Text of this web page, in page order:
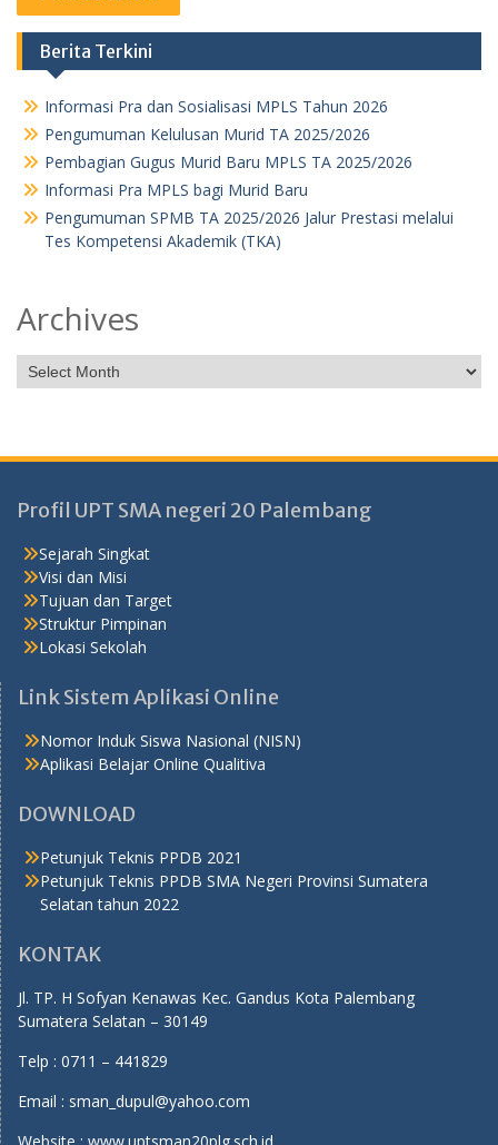
Berita Terkini
Informasi Pra dan Sosialisasi MPLS Tahun 2026
Pengumuman Kelulusan Murid TA 2025/2026
Pembagian Gugus Murid Baru MPLS TA 2025/2026
Informasi Pra MPLS bagi Murid Baru
Pengumuman SPMB TA 2025/2026 Jalur Prestasi melalui
Tes Kompetensi Akademik (TKA)
Archives
Profil UPT SMA negeri 20 Palembang
Sejarah Singkat
Visi dan Misi
Tujuan dan Target
Struktur Pimpinan
Lokasi Sekolah
Link Sistem Aplikasi Online
Nomor Induk Siswa Nasional (NISN)
Aplikasi Belajar Online Qualitiva
DOWNLOAD
Petunjuk Teknis PPDB 2021
Petunjuk Teknis PPDB SMA Negeri Provinsi Sumatera
Selatan tahun 2022
KONTAK
Jl. TP. H Sofyan Kenawas Kec. Gandus Kota Palembang
Sumatera Selatan – 30149
Telp : 0711 – 441829
Email : sman_dupul@yahoo.com